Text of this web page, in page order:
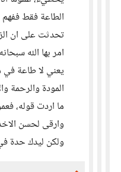
الطاعة فقط
تحدثت على ان
امر بها الله
يعني لا طاعة في
المودة والرحمة
ما اردت قوله،
وارقى لحسن
ولكن ليدك حدة